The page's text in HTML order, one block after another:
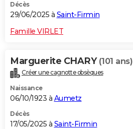
Décès
29/06/2025 à Saint-Firmin
Famille VIRLET
Marguerite CHARY (101 ans)
Créer une cagnotte obsèques
Naissance
06/10/1923 à Aumetz
Décès
17/05/2025 à Saint-Firmin